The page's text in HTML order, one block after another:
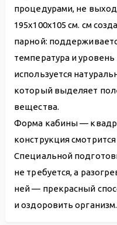
процедурами, не
195х100х105 см. см
парной:
температура и
используется
который выделяет
вещества.
Форма кабины —
конструкция
Специальной
не требуется, а
ней — прекрасный
и оздоровить организм.